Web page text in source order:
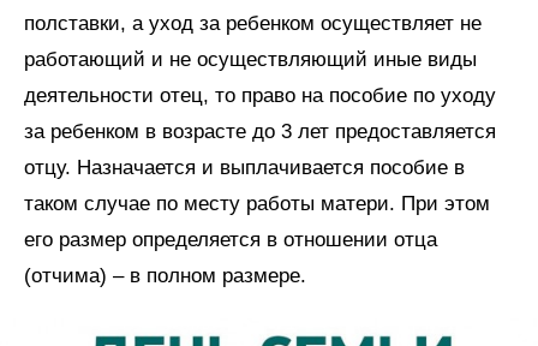
полставки, а уход за ребенком осуществляет не
работающий и не осуществляющий иные виды
деятельности отец, то право на пособие по уходу
за ребенком в возрасте до 3 лет предоставляется
отцу. Назначается и выплачивается пособие в
таком случае по месту работы матери. При этом
его размер определяется в отношении отца
(отчима) – в полном размере.